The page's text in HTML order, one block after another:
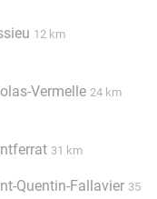
12 km
Vermelle 24 km
31 km
Quentin-Fallavier 35